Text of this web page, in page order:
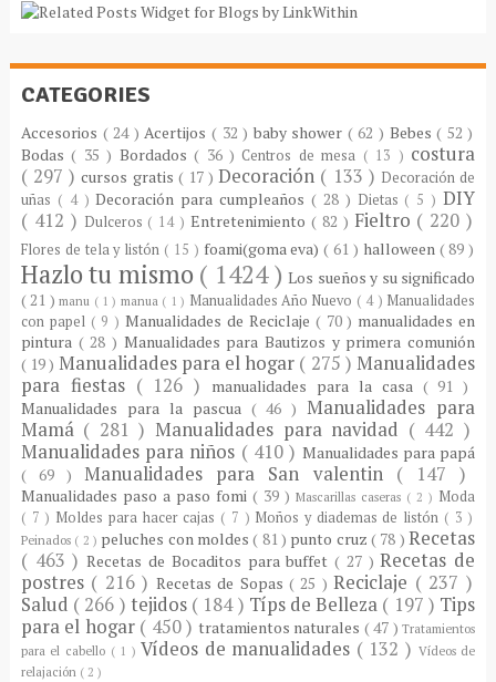
CATEGORIES
Accesorios ( 24 )Acertijos ( 32 ) baby shower ( 62 ) Bebes( 52 )
Bodas( 35 ) Bordados( 36 ) Centros de mesa ( 13 ) costura
( 297 )cursos gratis ( 17 )Decoración ( 133 ) Decoración de
uñas ( 4 )Decoración para cumpleaños( 28 ) Dietas ( 5 )DIY
( 412 ) Dulceros ( 14 )Entretenimiento ( 82 ) Fieltro ( 220 )
Flores de tela y listón ( 15 ) foami(goma eva)( 61 ) halloween ( 89 )
Hazlo tu mismo ( 1424 )Los sueños y su significado
( 21 )manu ( 1 ) manua ( 1 ) Manualidades Año Nuevo ( 4 ) Manualidades
con papel ( 9 )Manualidades de Reciclaje ( 70 ) manualidades en
pintura ( 28 ) Manualidades para Bautizos y primera comunión
( 19 ) Manualidades para el hogar ( 275 )Manualidades
para fiestas ( 126 ) manualidades para la casa ( 91 )
Manualidades para la pascua ( 46 )Manualidades para
Mamá ( 281 ) Manualidades para navidad ( 442 )
Manualidades para niños ( 410 ) Manualidades para papá
( 69 )Manualidades para San valentin ( 147 )
Manualidades paso a paso fomi ( 39 )Mascarillas caseras ( 2 ) Moda
( 7 ) Moldes para hacer cajas ( 7 ) Moños y diademas de listón ( 3 )
Peinados ( 2 ) peluches con moldes( 81 ) punto cruz( 78 )Recetas
( 463 )Recetas de Bocaditos para buffet( 27 )Recetas de
postres ( 216 ) Recetas de Sopas( 25 )Reciclaje ( 237 )
Salud ( 266 ) tejidos ( 184 ) Típs de Belleza ( 197 ) Tips
para el hogar ( 450 ) tratamientos naturales ( 47 )Tratamientos
para el cabello ( 1 ) Vídeos de manualidades ( 132 ) Vídeos de
relajación ( 2 )